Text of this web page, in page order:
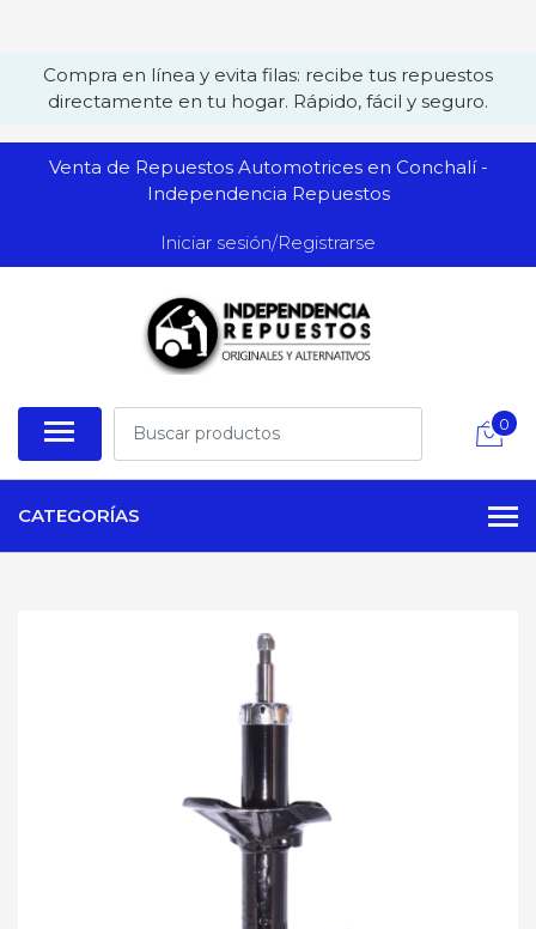
Compra en línea y evita filas: recibe tus repuestos
directamente en tu hogar. Rápido, fácil y seguro.
Venta de Repuestos Automotrices en Conchalí -
Independencia Repuestos
Iniciar sesión/Registrarse
0
CATEGORÍAS